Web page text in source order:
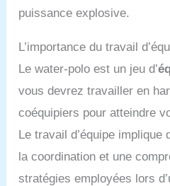
puissance explosive.
L’importance du travail
Le water-polo est un jeu d’
vous devrez travailler en
coéquipiers pour atteindre
Le travail d’équipe implique
la coordination et une
stratégies employées lors